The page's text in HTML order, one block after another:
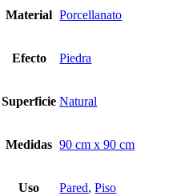
Material Porcellanato
Efecto Piedra
Superficie Natural
Medidas 90 cm x 90 cm
Uso Pared,Piso